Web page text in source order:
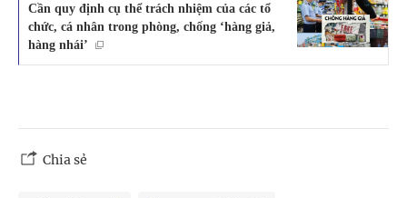
Cần quy định cụ thể trách nhiệm của các tổ
chức, cá nhân trong phòng, chống ‘hàng giả,
hàng nhái’
Chia sẻ